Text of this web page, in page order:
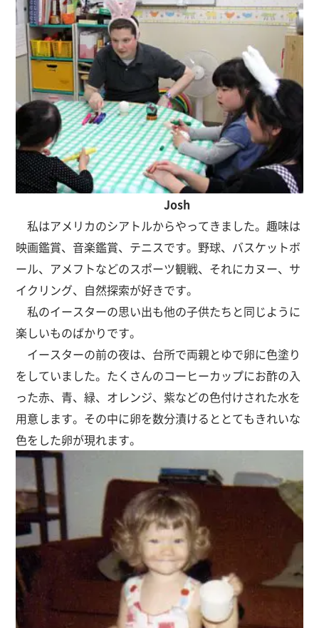
Josh
私はアメリカのシアトルからやってきました。趣味は
映画鑑賞、音楽鑑賞、テニスです。野球、バスケットボ
ール、アメフトなどのスポーツ観戦、それにカヌー、サ
イクリング、自然探索が好きです。
私のイースターの思い出も他の子供たちと同じように
楽しいものばかりです。
イースターの前の夜は、台所で両親とゆで卵に色塗り
をしていました。たくさんのコーヒーカップにお酢の入
った赤、青、緑、オレンジ、紫などの色付けされた水を
用意します。その中に卵を数分漬けるととてもきれいな
色をした卵が現れます。